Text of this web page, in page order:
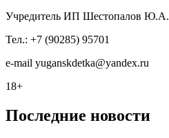
Учредитель ИП Шестопалов Ю.А.
Тел.: +7 (90285) 95701
e-mail yuganskdetka@yandex.ru
18+
Последние новости